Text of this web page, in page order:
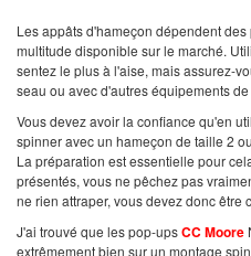
Les appâts d'hameçon dépendent
multitude disponible sur le marché.
sentez le plus à l'aise, mais assurez-
seau ou avec d'autres équipements
Vous devez avoir la confiance qu'en
spinner avec un hameçon de taille 2
La préparation est essentielle pour
présentés, vous ne pêchez pas
ne rien attraper, vous devez donc être
J'ai trouvé que les pop-upsCC Moore
extrêmement bien sur un montage